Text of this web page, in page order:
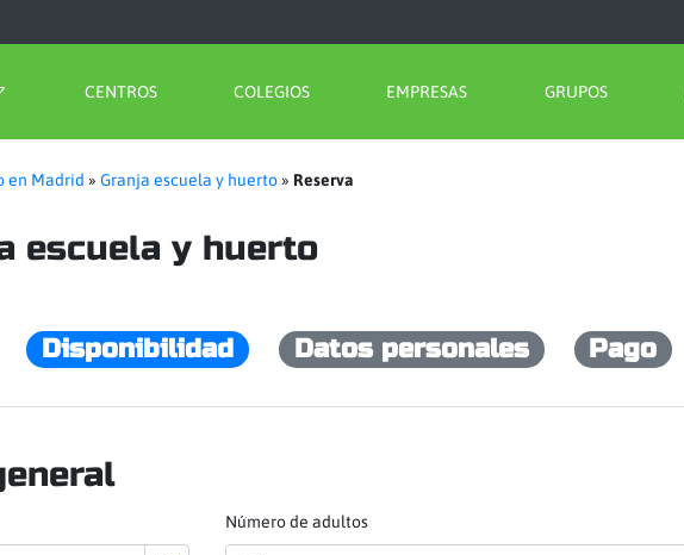
CENTROS COLEGIOS EMPRESAS GRUPOS
en Madrid » Granja escuela y huerto» Reserva
escuela y huerto
Disponibilidad Datos personales Pago
Número de adultos